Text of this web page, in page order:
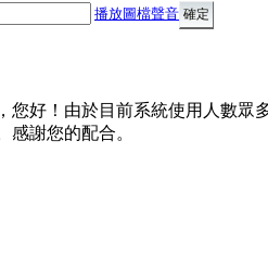
播放圖檔聲音
您好！由於目前系統使用人數眾
感謝您的配合。